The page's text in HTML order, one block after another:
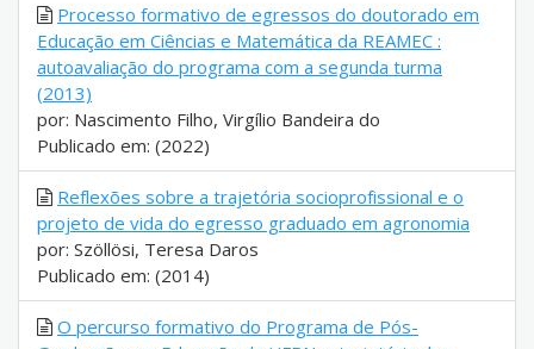
Processo formativo de egressos do doutorado em
Educação em Ciências e Matemática da REAMEC :
autoavaliação do programa com a segunda turma
(2013)
por: Nascimento Filho, Virgílio Bandeira do
Publicado em: (2022)
Reflexões sobre a trajetória socioprofissional e o
projeto de vida do egresso graduado em agronomia
por: Szöllösi, Teresa Daros
Publicado em: (2014)
O percurso formativo do Programa de Pós-